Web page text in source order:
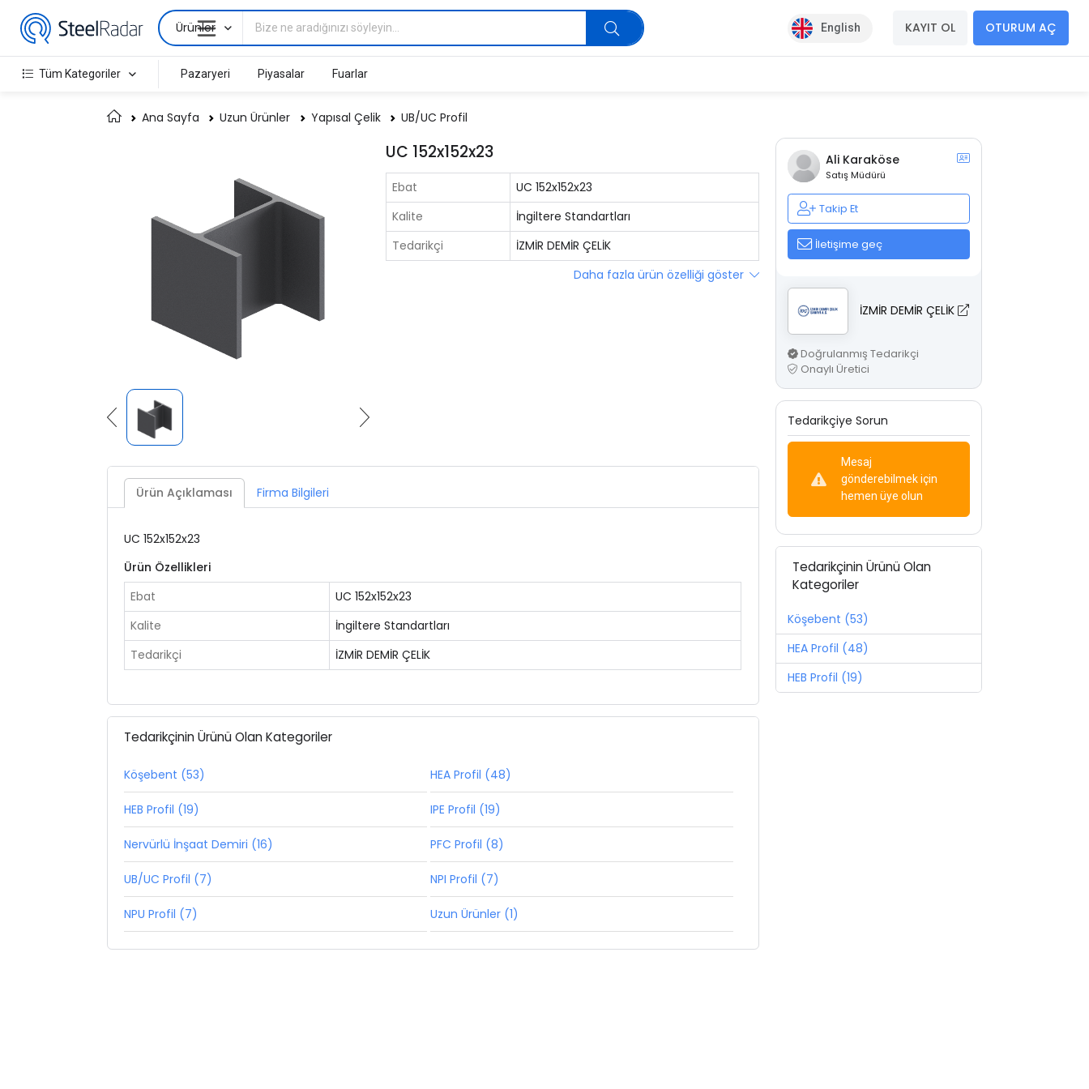
Ürünler English KAYIT OL OTURUM AÇ
Tüm Kategoriler Pazaryeri Piyasalar Fuarlar
Ana Sayfa Uzun Ürünler Yapısal Çelik UB/UC Profil
UC 152x152x23
Ebat
UC 152x152x23
Kalite
İngiltere Standartları
Tedarikçi
İZMİR DEMİR ÇELİK
Daha fazla ürün özelliği göster
Ürün Açıklaması Firma Bilgileri
UC 152x152x23
Ürün Özellikleri
Ebat
UC 152x152x23
Kalite
İngiltere Standartları
Tedarikçi
İZMİR DEMİR ÇELİK
Tedarikçinin Ürünü Olan Kategoriler
Köşebent (53) HEA Profil (48)
HEB Profil (19) IPE Profil (19)
Nervürlü İnşaat Demiri (16) PFC Profil (8)
UB/UC Profil (7) NPI Profil (7)
NPU Profil (7) Uzun Ürünler (1)
Ali Karaköse
Satış Müdürü
Takip Et
İletişime geç
İZMİR DEMİR ÇELİK
Doğrulanmış Tedarikçi
Onaylı Üretici
Tedarikçiye Sorun
Mesaj
gönderebilmek için
hemen üye olun
Tedarikçinin Ürünü Olan
Kategoriler
Köşebent (53)
HEA Profil (48)
HEB Profil (19)